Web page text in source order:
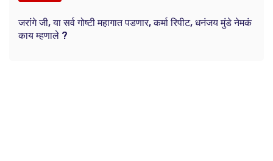
जरांगे जी, या सर्व गोष्टी महागात पडणार, कर्मा रिपीट, धनंजय मुंडे नेमकं
काय म्हणाले ?